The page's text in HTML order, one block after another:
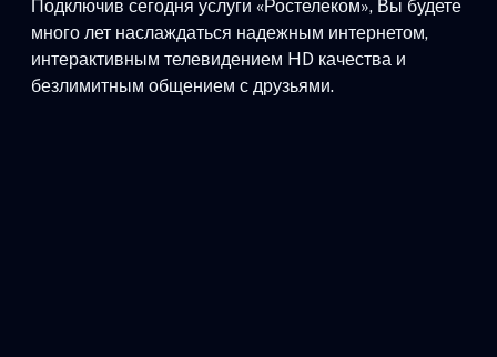
Подключив сегодня услуги «Ростелеком», Вы будете
много лет наслаждаться надежным интернетом,
интерактивным телевидением HD качества и
безлимитным общением с друзьями.